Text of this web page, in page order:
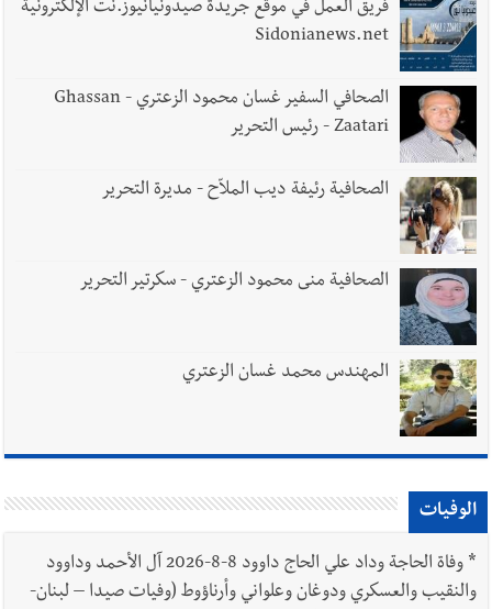
فريق العمل في موقع جريدة صيدونيانيوز.نت الإلكترونية
Sidonianews.net
الصحافي السفير غسان محمود الزعتري - Ghassan
Zaatari - رئيس التحرير
الصحافية رئيفة ديب الملاّح - مديرة التحرير
الصحافية منى محمود الزعتري - سكرتير التحرير
المهندس محمد غسان الزعتري
الوفيات
*
وفاة الحاجة وداد علي الحاج داوود 8-8-2026 آل الأحمد وداوود
والنقيب والعسكري ودوغان وعلواني وأرناؤوط (وفيات صيدا – لبنان-